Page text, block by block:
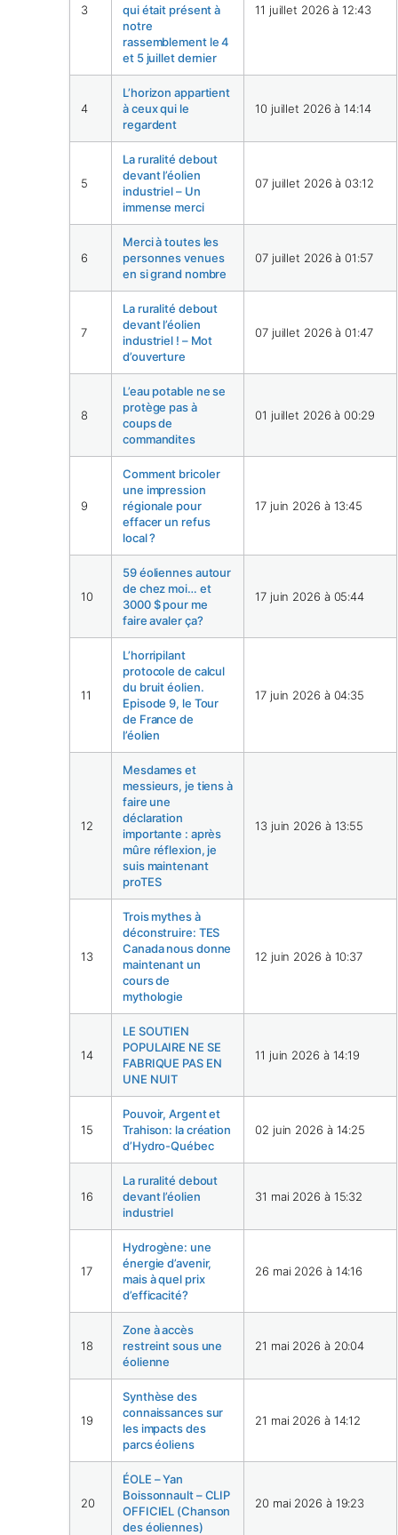
3
qui était présent à
notre
rassemblement le 4
et 5 juillet dernier
11 juillet 2026 à 12:43
4
L’horizon appartient
à ceux qui le
regardent
10 juillet 2026 à 14:14
5
La ruralité debout
devant l’éolien
industriel – Un
immense merci
07 juillet 2026 à 03:12
6
Merci à toutes les
personnes venues
en si grand nombre
07 juillet 2026 à 01:57
7
La ruralité debout
devant l’éolien
industriel ! – Mot
d’ouverture
07 juillet 2026 à 01:47
8
L’eau potable ne se
protège pas à
coups de
commandites
01 juillet 2026 à 00:29
9
Comment bricoler
une impression
régionale pour
effacer un refus
local ?
17 juin 2026 à 13:45
10
59 éoliennes autour
de chez moi… et
3000 $ pour me
faire avaler ça?
17 juin 2026 à 05:44
11
L’horripilant
protocole de calcul
du bruit éolien.
Episode 9, le Tour
de France de
l’éolien
17 juin 2026 à 04:35
12
Mesdames et
messieurs, je tiens à
faire une
déclaration
importante : après
mûre réflexion, je
suis maintenant
proTES
13 juin 2026 à 13:55
13
Trois mythes à
déconstruire: TES
Canada nous donne
maintenant un
cours de
mythologie
12 juin 2026 à 10:37
14
LE SOUTIEN
POPULAIRE NE SE
FABRIQUE PAS EN
UNE NUIT
11 juin 2026 à 14:19
15
Pouvoir, Argent et
Trahison: la création
d’Hydro-Québec
02 juin 2026 à 14:25
16
La ruralité debout
devant l’éolien
industriel
31 mai 2026 à 15:32
17
Hydrogène: une
énergie d’avenir,
mais à quel prix
d’efficacité?
26 mai 2026 à 14:16
18
Zone à accès
restreint sous une
éolienne
21 mai 2026 à 20:04
19
Synthèse des
connaissances sur
les impacts des
parcs éoliens
21 mai 2026 à 14:12
20
ÉOLE – Yan
Boissonnault – CLIP
OFFICIEL (Chanson
des éoliennes)
20 mai 2026 à 19:23